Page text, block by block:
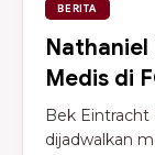
BERITA
Nathaniel
Medis di
Bek
dijadwalkan